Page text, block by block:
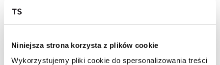
Niniejsza strona korzysta z plików cookie
Wykorzystujemy pliki cookie do spersonalizowania treści
Modelka ma 173 cm wzrostu i prezentuje rozmiar 36.
Marka produktu:
Top Secret
Kolor produktu:
Niebieski